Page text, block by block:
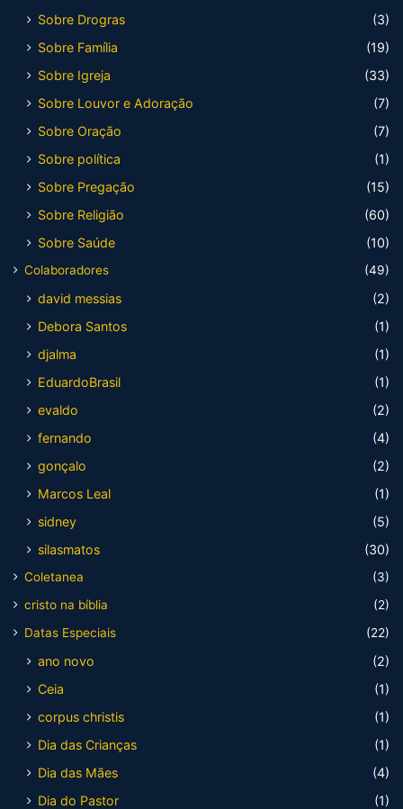
Sobre Drogras
(3)
Sobre Família
(19)
Sobre Igreja
(33)
Sobre Louvor e Adoração
(7)
Sobre Oração
(7)
Sobre política
(1)
Sobre Pregação
(15)
Sobre Religião
(60)
Sobre Saúde
(10)
Colaboradores (49)
david messias
(2)
Debora Santos
(1)
djalma
(1)
EduardoBrasil
(1)
evaldo
(2)
fernando
(4)
gonçalo
(2)
Marcos Leal
(1)
sidney
(5)
silasmatos
(30)
Coletanea
(3)
cristo na bíblia
(2)
Datas Especiais
(22)
ano novo
(2)
Ceia
(1)
corpus christis
(1)
Dia das Crianças
(1)
Dia das Mães
(4)
Dia do Pastor
(1)